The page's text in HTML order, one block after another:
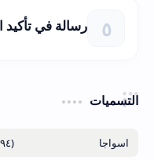
رسالة في تأكيد
التسميات
(٤٩٤)